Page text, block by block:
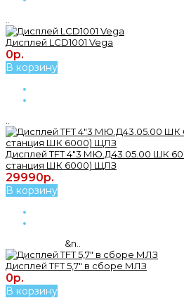
Дисплей LCD1001 Vega
0р.
В корзину
Дисплей TFT 4"3 МЮ.Д43.05.00 ШК
станция ШК 6000) ЩЛЗ
29990р.
В корзину
&n..
Дисплей TFT 5,7" в сборе МЛЗ
0р.
В корзину